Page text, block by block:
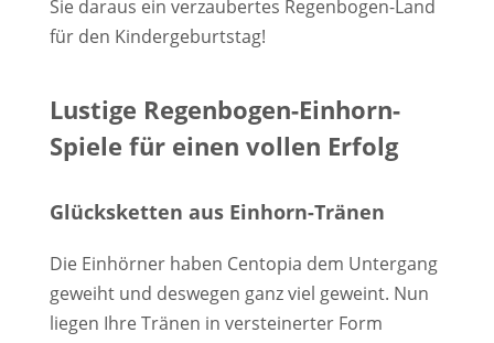
Sie daraus ein verzaubertes Regenbogen-Land
für den Kindergeburtstag!
Lustige Regenbogen-Einhorn-
Spiele für einen vollen Erfolg
Glücksketten aus Einhorn-Tränen
Die Einhörner haben Centopia dem Untergang
geweiht und deswegen ganz viel geweint. Nun
liegen Ihre Tränen in versteinerter Form